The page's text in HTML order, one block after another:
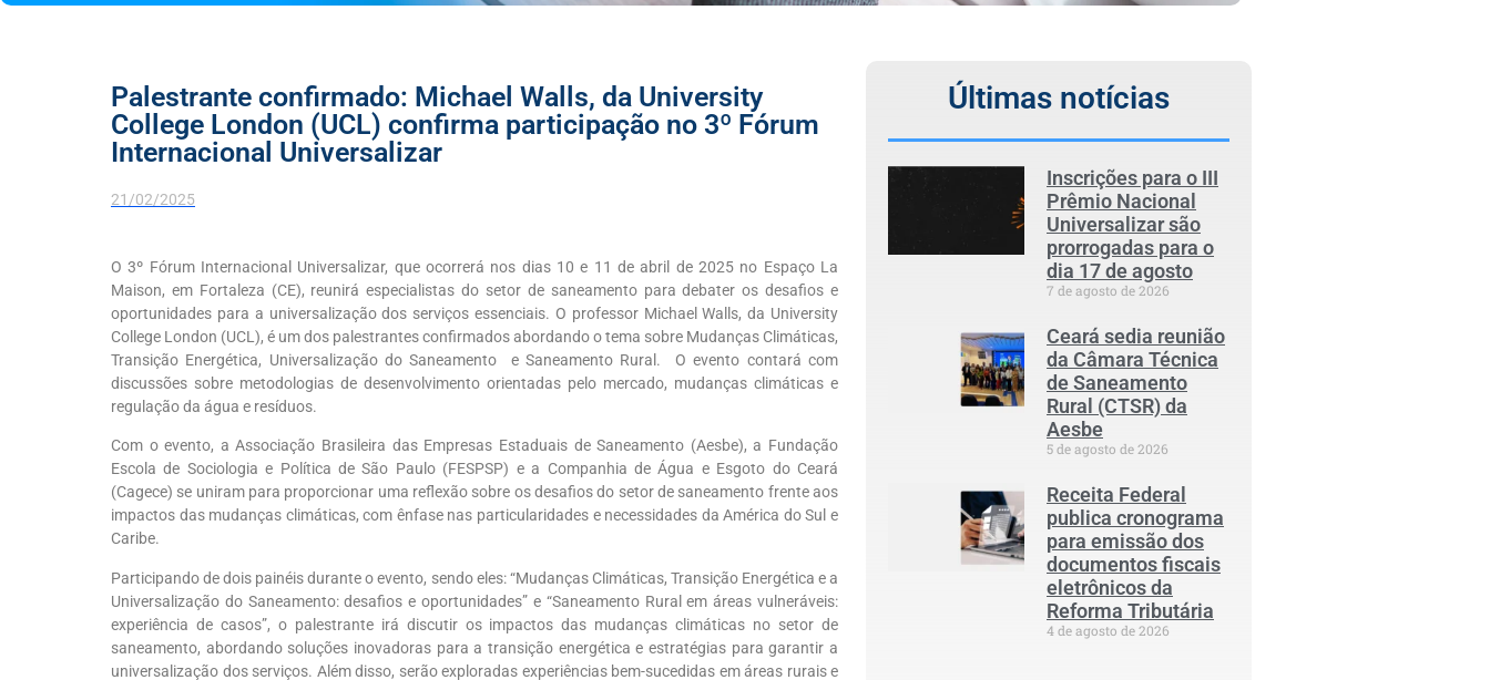
Palestrante confirmado: Michael Walls, da University
College London (UCL) confirma participação no 3º Fórum
Internacional Universalizar
21/02/2025
O 3º Fórum Internacional Universalizar, que ocorrerá nos dias 10 e 11 de abril de 2025 no Espaço La
Maison, em Fortaleza (CE), reunirá especialistas do setor de saneamento para debater os desafios e
oportunidades para a universalização dos serviços essenciais. O professor MichaelWalls, da University
College London (UCL), é um dos palestrantes confirmados abordando o tema sobre Mudanças Climáticas,
Transição Energética, Universalizaçãodo Saneamento e Saneamento Rural . O evento contará com
discussões sobre metodologias de desenvolvimento orientadas pelo mercado, mudanças climáticas e
regulação da água e resíduos.
Com o evento, a Associação Brasileira das Empresas Estaduais de Saneamento (Aesbe), a Fundação
Escola de Sociologia e Política de São Paulo (FESPSP) e a Companhia de Água e Esgoto do Ceará
(Cagece) se uniram para proporcionar uma reflexão sobre os desafios do setor de saneamento frente aos
impactos das mudanças climáticas, com ênfase nas particularidades e necessidades da América do Sul e
Caribe.
Participando de dois painéis durante o evento, sendo eles: “Mudanças Climáticas, Transição Energética e a
Universalização do Saneamento: desafios e oportunidades” e “Saneamento Rural em áreas vulneráveis:
experiência de casos”, o palestrante irá discutir os impactos das mudanças climáticas no setor de
saneamento, abordando soluções inovadoras para a transição energética e estratégias para garantir a
universalização dos serviços. Além disso, serão exploradas experiências bem-sucedidas em áreas rurais e
Últimas notícias
Inscrições para o III
Prêmio Nacional
Universalizar são
prorrogadas para o
dia 17 de agosto
7 de agosto de 2026
Ceará sedia reunião
da Câmara Técnica
de Saneamento
Rural (CTSR) da
Aesbe
5 de agosto de 2026
Receita Federal
publica cronograma
para emissão dos
documentos fiscais
eletrônicos da
Reforma Tributária
4 de agosto de 2026